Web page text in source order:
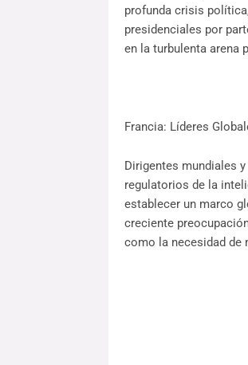
profunda crisis
presidenciales por
en la turbulenta arena
Francia: Líderes
Dirigentes mundiales
regulatorios de la
establecer un marco
creciente
como la necesidad de